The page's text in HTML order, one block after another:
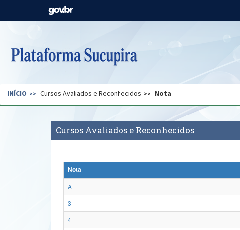
Casa Civil
Pecuária e Abastecimento
Secretaria de Governo Gabinete de Segurança
INÍCIO Cursos Avaliados e Reconhecidos Nota
Cursos Avaliados e Reconhecidos
Nota
A
3
4